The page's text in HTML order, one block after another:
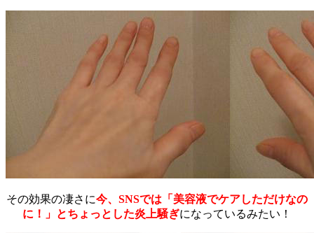
その効果の凄さに今、SNSでは「美容液でケアしただけなの
に！」とちょっとした炎上騒ぎになっているみたい！